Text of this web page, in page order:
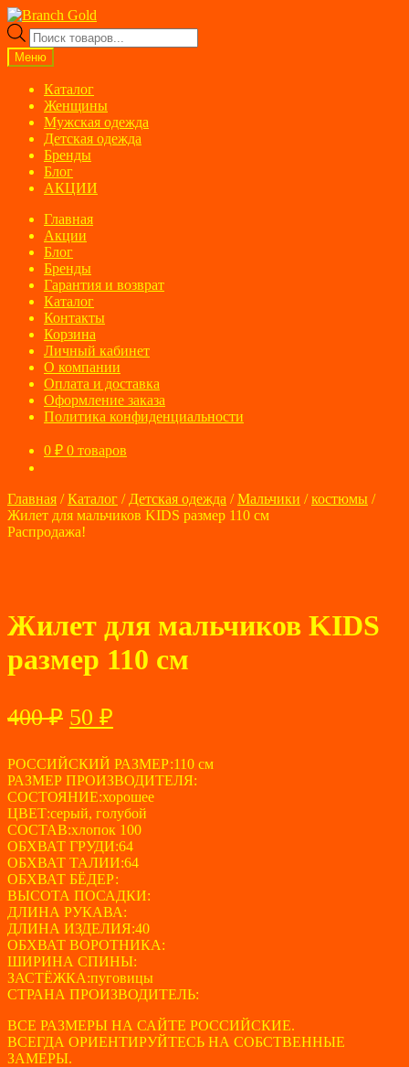
Перейти
к
навигации
Перейти
к
содержимому
Поиск
товаров
Меню
Каталог
Женщины
Мужская одежда
Детская одежда
Бренды
Блог
АКЦИИ
Главная
Акции
Блог
Бренды
Гарантия и возврат
Каталог
Контакты
Корзина
Личный кабинет
О компании
Оплата и доставка
Оформление заказа
Политика конфиденциальности
0 ₽ 0 товаров
Главная /Каталог / Детская одежда /Мальчики /костюмы /
Жилет для мальчиков KIDS размер 110 см
Распродажа!
Жилет для мальчиков KIDS
размер 110 см
400₽ Первоначальная
составляла
400 ₽.
50 ₽
50 ₽.
РОССИЙСКИЙ РАЗМЕР:110 см
РАЗМЕР ПРОИЗВОДИТЕЛЯ:
СОСТОЯНИЕ:хорошее
ЦВЕТ:серый, голубой
СОСТАВ:хлопок 100
ОБХВАТ ГРУДИ:64
ОБХВАТ ТАЛИИ:64
ОБХВАТ БЁДЕР:
ВЫСОТА ПОСАДКИ:
ДЛИНА РУКАВА:
ДЛИНА ИЗДЕЛИЯ:40
ОБХВАТ ВОРОТНИКА:
ШИРИНА СПИНЫ:
ЗАСТЁЖКА:пуговицы
СТРАНА ПРОИЗВОДИТЕЛЬ:
ВСЕ РАЗМЕРЫ НА САЙТЕ РОССИЙСКИЕ.
ВСЕГДА ОРИЕНТИРУЙТЕСЬ НА СОБСТВЕННЫЕ
ЗАМЕРЫ.